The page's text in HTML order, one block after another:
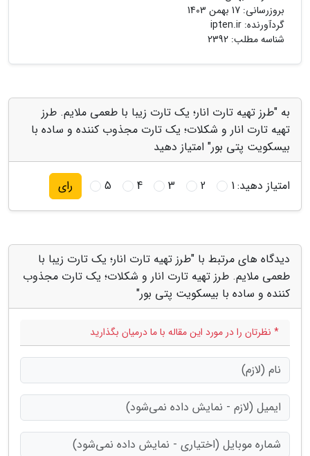
بروزرسانی: 17 بهمن 1403
گردآورنده: ipten.ir
شناسه مطلب: 2392
به "طرز تهیه تارت انار؛ یک تارت زیبا با طعمی ملایم. طرز
تهیه تارت انار و شکلات؛ یک تارت مجذوب کننده و ساده با
بیسکویت پتی بور" امتیاز دهید
امتیاز دهید:1
2
3
4
5 رای
دیدگاه های مرتبط با "طرز تهیه تارت انار؛ یک تارت زیبا با
طعمی ملایم. طرز تهیه تارت انار و شکلات؛ یک تارت مجذوب
کننده و ساده با بیسکویت پتی بور"
* نظرتان را در مورد این مقاله با ما درمیان بگذارید